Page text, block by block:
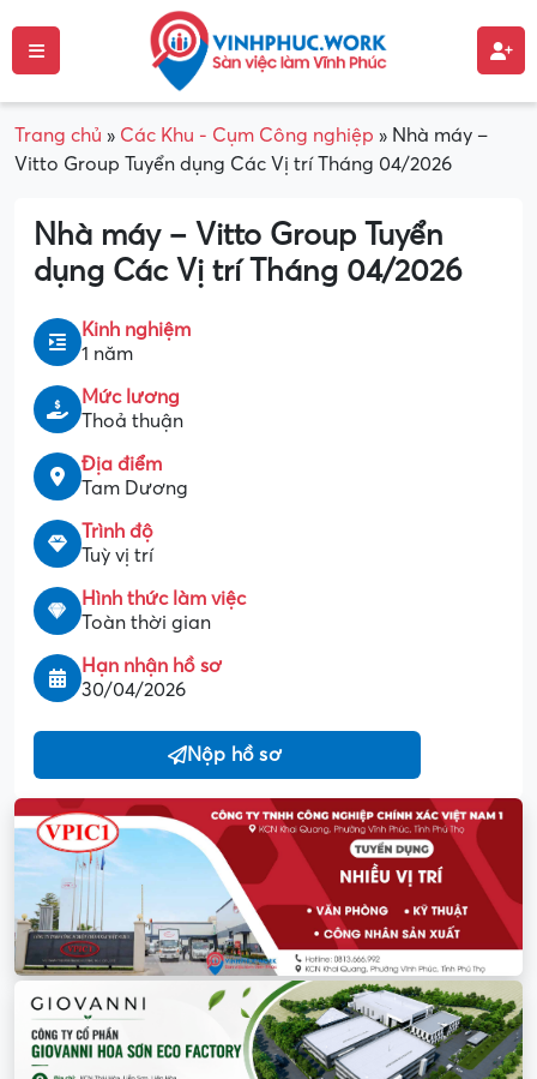
Trang chủ » Các Khu - Cụm Công nghiệp » Nhà máy –
Vitto Group Tuyển dụng Các Vị trí Tháng 04/2026
Nhà máy – Vitto Group Tuyển
dụng Các Vị trí Tháng 04/2026
Kinh nghiệm
1 năm
Mức lương
Thoả thuận
Địa điểm
Tam Dương
Trình độ
Tuỳ vị trí
Hình thức làm việc
Toàn thời gian
Hạn nhận hồ sơ
30/04/2026
Nộp hồ sơ